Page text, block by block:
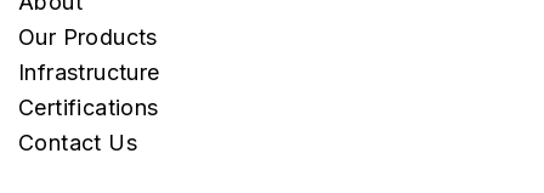
Our Products
Infrastructure
Certifications
Contact Us